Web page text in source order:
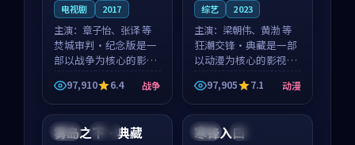
电视剧 2017
主演： 章子怡、张译 等
焚城审判·纪念版是一
部以战争为核心的影视
作品，围绕危机、反转
与人物成长展开，整体
节奏紧凑，值得推荐观
看。
97,910 6.4 战争
综艺 2023
主演： 梁朝伟、黄渤 等
狂潮交锋·典藏是一部
以动漫为核心的影视作
品，围绕危机、反转与
人物成长展开，整体节
奏紧凑，值得推荐观
看。
97,905 7.1 动漫
英国 高分
雾岛之下·典藏 韩国 杜比
寒锋入口